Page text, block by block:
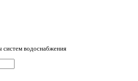
водоснабжения